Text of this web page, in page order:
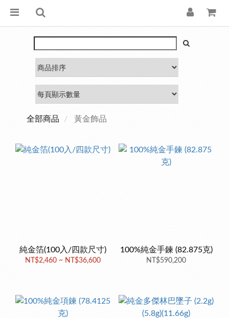
全部商品 黃金飾品
純金箔(100入/四款尺寸)
NT$2,460 ~ NT$36,600
100%純金手鍊 (82.875克)
NT$590,200